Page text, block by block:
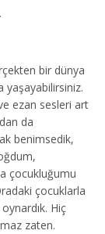
bir dünya
yaşayabilirsiniz.
ezan sesleri art
da
benimsedik,
çocukluğumu
çocuklarla
Hiç
zaten.